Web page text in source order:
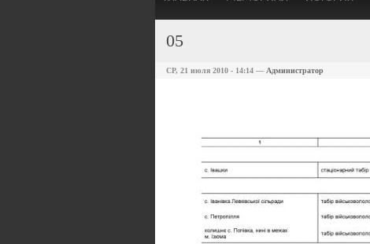
05
СР, 21 июля 2010 - 14:14 — Администратор